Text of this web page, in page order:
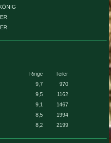
Ringe
Teiler
9,7
970
9,5
1162
9,1
1467
8,5
1994
8,2 2199